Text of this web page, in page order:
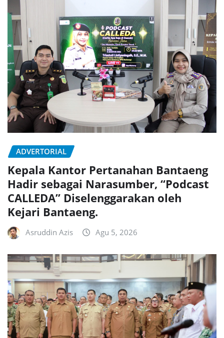
ADVERTORIAL
Kepala Kantor Pertanahan Bantaeng
Hadir sebagai Narasumber, “Podcast
CALLEDA” Diselenggarakan oleh
Kejari Bantaeng.
Asruddin Azis Agu 5, 2026